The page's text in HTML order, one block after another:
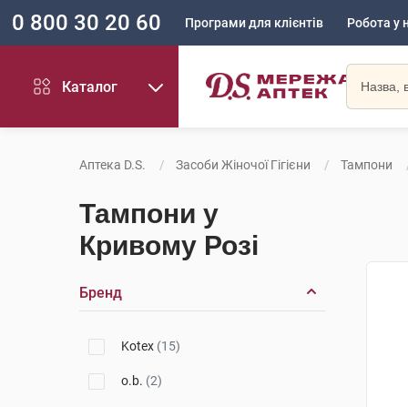
0 800 30 20 60 Програми для клієнтів Робота у
Каталог
Аптека D.S. Засоби Жіночої Гігієни Тампони
Тампони у
Кривому Розі
Бренд
Kotex (15)
o.b. (2)